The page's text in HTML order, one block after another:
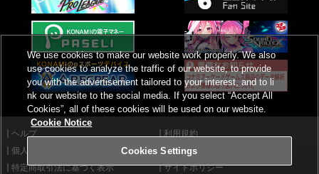
ヘルプ
利用規約
個人情報等保護方針
外部送信について
特定商取引法に基づく表示
サイトポリシー
We use cookies to make our website work properly. We also
use cookies to analyze the traffic of our website, to provide
you with the advertisement tailored to your interest, and to li
nk our website to the social media. If you select “Accept All
Cookies”, all of these cookies will be used on our website.
Cookie Notice
Cookies Settings